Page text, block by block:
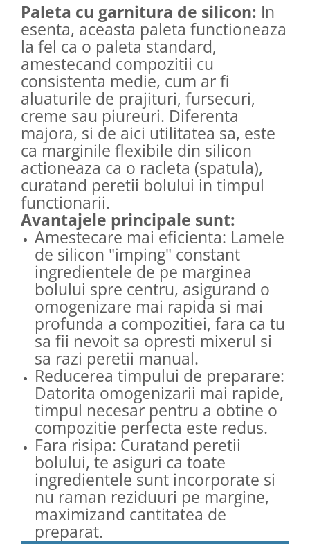
Paleta cu garnitura de silicon: In
esenta, aceasta paleta functioneaza
la fel ca o paleta standard,
amestecand compozitii cu
consistenta medie, cum ar fi
aluaturile de prajituri, fursecuri,
creme sau piureuri. Diferenta
majora, si de aici utilitatea sa, este
ca marginile flexibile din silicon
actioneaza ca o racleta (spatula),
curatand peretii bolului in timpul
functionarii.
Avantajele principale sunt:
Amestecare mai eficienta: Lamele
de silicon "imping" constant
ingredientele de pe marginea
bolului spre centru, asigurand o
omogenizare mai rapida si mai
profunda a compozitiei, fara ca tu
sa fii nevoit sa opresti mixerul si
sa razi peretii manual.
Reducerea timpului de preparare:
Datorita omogenizarii mai rapide,
timpul necesar pentru a obtine o
compozitie perfecta este redus.
Fara risipa: Curatand peretii
bolului, te asiguri ca toate
ingredientele sunt incorporate si
nu raman reziduuri pe margine,
maximizand cantitatea de
preparat.